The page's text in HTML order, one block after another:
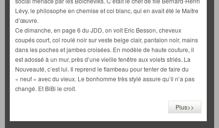
Lévy, le philosophe en chemise et col blanc, qui en avait été le Maître
d’œuvre.
Ce dimanche, en page 6 du JDD, on voit Eric Besson, cheveux
coupés court, col roulé noir sur veste beige clair, pantalon noir, mains
dans les poches et jambes croisées. En modèle de haute couture, il
est adossé à un mur, près d’une vieille fenêtre aux volets striés. La
Nouveauté, c’est lui. Il reprend le flambeau pour tenter de faire du
« neuf » avec du vieux. Le bonhomme très stylé assure qu’il n’a pas
changé. Et BiBi le croit.
Plus>>